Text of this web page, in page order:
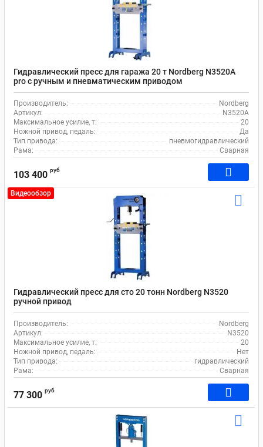
Гидравлический пресс для гаража 20 т Nordberg N3520A
pro с ручным и пневматическим приводом
Производитель:
Nordberg
Артикул:
N3520A
Максимальное усилие, т:
20
Ножной привод, педаль:
Да
Тип привода:
пневмогидравлический
Рама:
Сварная
103 400 руб
Видеообзор
Гидравлический пресс для сто 20 тонн Nordberg N3520
ручной привод
Производитель:
Nordberg
Артикул:
N3520
Максимальное усилие, т:
20
Ножной привод, педаль:
Нет
Тип привода:
гидравлический
Рама:
Сварная
77 300 руб